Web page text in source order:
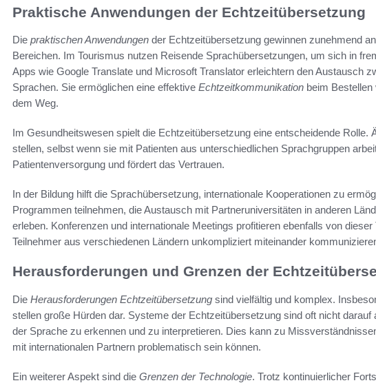
Praktische Anwendungen der Echtzeitübersetzung
Die praktischen Anwendungen der Echtzeitübersetzung gewinnen zunehmend
Bereichen. Im Tourismus nutzen Reisende Sprachübersetzungen, um sich in
Apps wie Google Translate und Microsoft Translator erleichtern den Austausch
Sprachen. Sie ermöglichen eine effektive Echtzeitkommunikation beim
dem Weg.
Im Gesundheitswesen spielt die Echtzeitübersetzung eine entscheidende Rolle.
stellen, selbst wenn sie mit Patienten aus unterschiedlichen Sprachgruppen
Patientenversorgung und fördert das Vertrauen.
In der Bildung hilft die Sprachübersetzung, internationale Kooperationen zu
Programmen teilnehmen, die Austausch mit Partneruniversitäten in anderen
erleben. Konferenzen und internationale Meetings profitieren ebenfalls von
Teilnehmer aus verschiedenen Ländern unkompliziert miteinander
Herausforderungen und Grenzen der
Die Herausforderungen Echtzeitübersetzung sind vielfältig und komplex.
stellen große Hürden dar. Systeme der Echtzeitübersetzung sind oft nicht darauf
der Sprache zu erkennen und zu interpretieren. Dies kann zu
mit internationalen Partnern problematisch sein können.
Ein weiterer Aspekt sind die Grenzen der Technologie. Trotz kontinuierlicher